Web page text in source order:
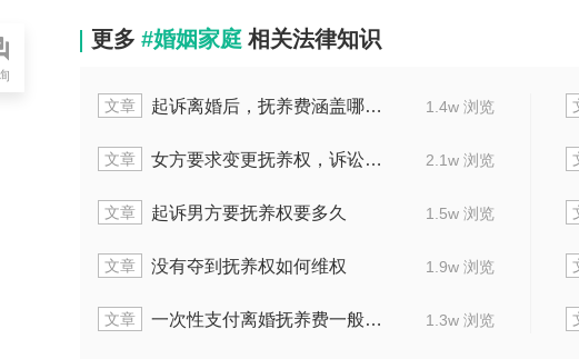
更多 #婚姻家庭 相关法律知识
1.4w 浏览 文章 妻子离家不管孩子是否属过错方
2.1w 浏览 文章 婚内非婚生子举证要哪些材料
1.5w 浏览 文章 夫妻离婚老婆要孩子如何判
1.9w 浏览 文章 确认抚养权开庭要准备什么
1.3w 浏览 文章 因抚养权拒执坐牢后是否会二次执行